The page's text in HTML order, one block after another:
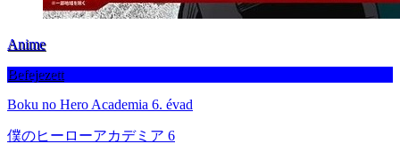
Anime
Befejezett
Boku no Hero Academia 6. évad
僕のヒーローアカデミア 6